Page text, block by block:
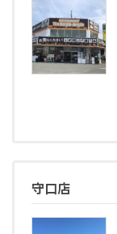
守口店